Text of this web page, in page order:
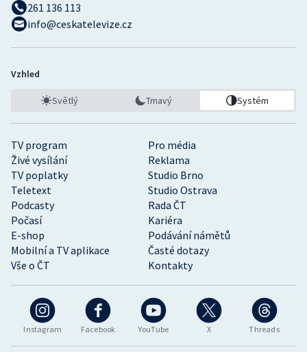
Instagram Facebook YouTube X Threads
TV program
Pro média
Živé vysílání
Reklama
TV poplatky
Studio Brno
Teletext
Studio Ostrava
Podcasty
Rada ČT
Počasí
Kariéra
E-shop
Podávání námětů
Mobilní a TV aplikace
Časté dotazy
Vše o ČT
Kontakty
261 136 113
info@ceskatelevize.cz
Vzhled
Světlý Tmavý Systém